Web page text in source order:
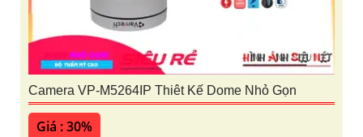
Camera VP-M5264IP Thiêt Kế Dome Nhỏ Gọn
Giá : 30%